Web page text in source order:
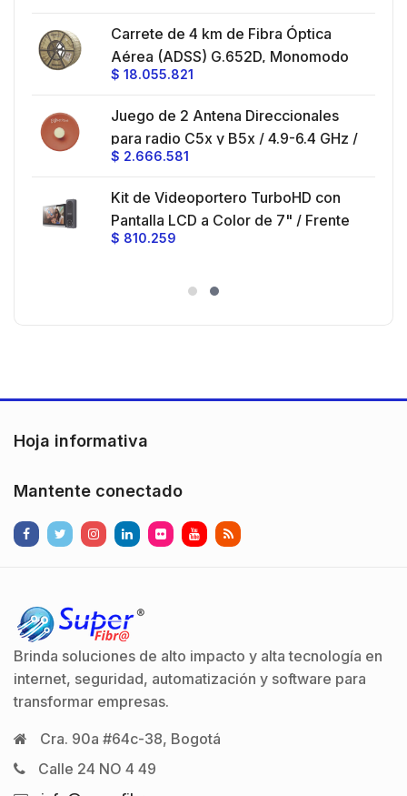
Montaje y jumpers incluidos.
Carrete de 4 km de Fibra Óptica
Aérea (ADSS) G.652D, Monomodo
de 24 Hilos, Exterior, Span 200,
$ 18.055.821
Juego de 2 Antena Direccionales
para radio C5x y B5x / 4.9-6.4 GHz /
Ganancia 27 dBi / Montaje incluido.
$ 2.666.581
Kit de Videoportero TurboHD con
Pantalla LCD a Color de 7" / Frente
de Calle para Exterior de
)130° de Visión (Gran Angular)
$ 810.259
Hoja informativa
Mantente conectado
Brinda soluciones de alto impacto y alta tecnología en
internet, seguridad, automatización y software para
transformar empresas.
Cra. 90a #64c-38, Bogotá
Calle 24 NO 4 49